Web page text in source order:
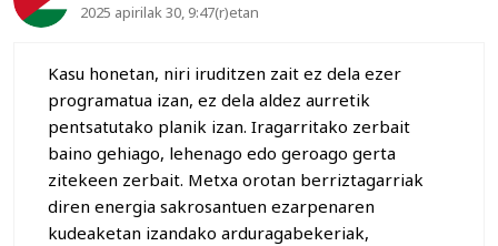
2025 apirilak 30, 9:47(r)etan
Kasu honetan, niri iruditzen zait ez dela ezer
programatua izan, ez dela aldez aurretik
pentsatutako planik izan. Iragarritako zerbait
baino gehiago, lehenago edo geroago gerta
zitekeen zerbait. Metxa orotan berriztagarriak
diren energia sakrosantuen ezarpenaren
kudeaketan izandako arduragabekeriak,